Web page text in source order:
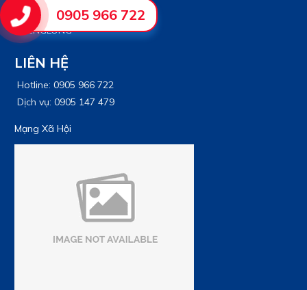
TMT
CHENGLONG
LIÊN HỆ
Hotline: 0905 966 722
Dịch vụ: 0905 147 479
Mạng Xã Hội
0905 966 722